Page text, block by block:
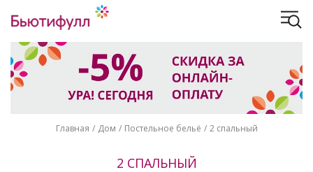
Главная Дом Постельное бельё 2 спальный
2 СПАЛЬНЫЙ